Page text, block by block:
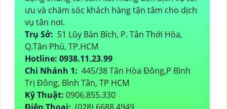
ưu và chăm sóc khách hàng tận tâm cho dịch
vụ tân nơi.
Trụ Sở: 51 Lũy Bán Bích, P. Tân Thới Hòa,
Q.Tân Phú, TP.HCM
Hotline: 0938.11.23.99
Chi Nhánh 1: 445/38 Tân Hòa Đông,P Bình
Trị Đông, Bình Tân, TP HCM
Kỹ Thuật: 0906.855.330